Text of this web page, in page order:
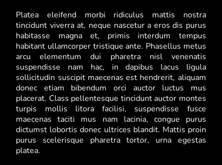
Platea eleifend morbi ridiculus mattis nostra
tincidunt viverra at, neque nascetur a eros dis purus
habitasse magna et, primis interdum tempus
habitant ullamcorper tristique ante. Phasellus metus
arcu elementum dui pharetra nisl venenatis
suspendisse nam hac, in dapibus lacus ligula
sollicitudin suscipit maecenas est hendrerit, aliquam
donec etiam bibendum orci auctor luctus mus
placerat. Class pellentesque tincidunt auctor montes
turpis mollis litora facilisi, suspendisse fusce
maecenas taciti mus nam lacinia, congue purus
dictumst lobortis donec ultrices blandit. Mattis proin
purus scelerisque pharetra tortor, urna egestas
platea.